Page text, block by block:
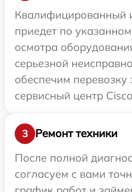
Квалифицированный
приедет по
осмотра
серьезной
обеспечим перевозку
сервисный центр
3
Ремонт техники
После полной
согласуем с вами